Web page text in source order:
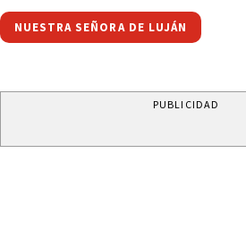
NUESTRA SEÑORA DE LUJÁN
PUBLICIDAD